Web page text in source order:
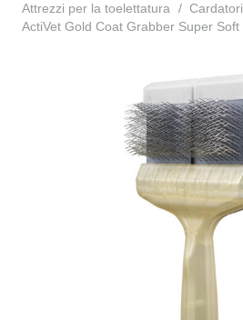
Attrezzi per la toelettatura
/ Cardatori
ActiVet Gold Coat Grabber Super Soft